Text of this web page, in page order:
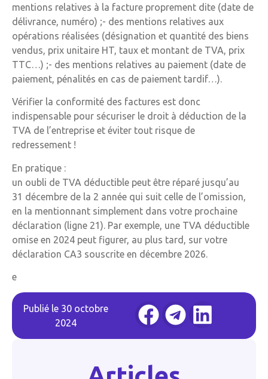
mentions relatives à la facture proprement dite (date de
délivrance, numéro) ;- des mentions relatives aux
opérations réalisées (désignation et quantité des biens
vendus, prix unitaire HT, taux et montant de TVA, prix
TTC…) ;- des mentions relatives au paiement (date de
paiement, pénalités en cas de paiement tardif…).
Vérifier la conformité des factures est donc
indispensable pour sécuriser le droit à déduction de la
TVA de l’entreprise et éviter tout risque de
redressement !
En pratique :
un oubli de TVA déductible peut être réparé jusqu’au
31 décembre de la 2 année qui suit celle de l’omission,
en la mentionnant simplement dans votre prochaine
déclaration (ligne 21). Par exemple, une TVA déductible
omise en 2024 peut figurer, au plus tard, sur votre
déclaration CA3 souscrite en décembre 2026.
e
Publié le 30 octobre
2024